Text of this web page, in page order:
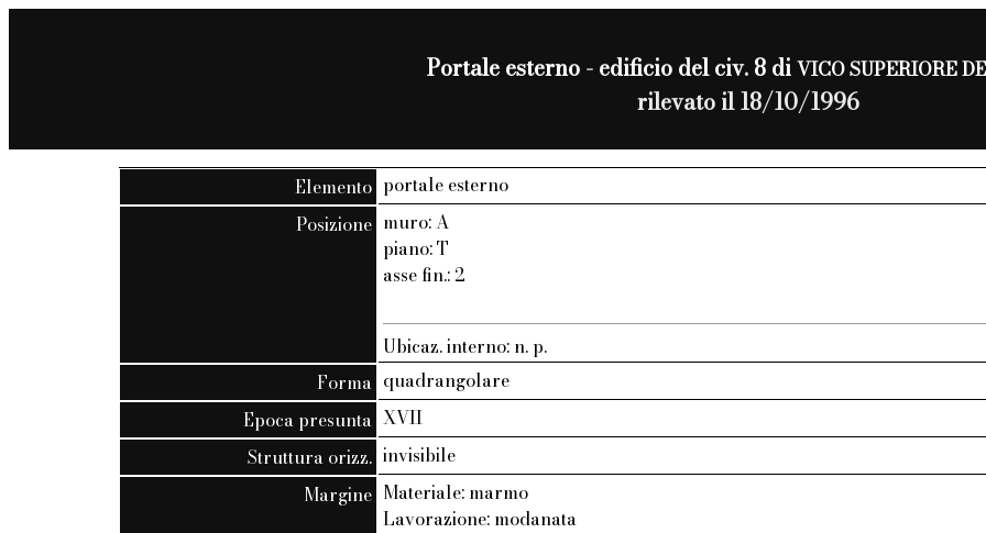
Portale esterno - edificio del civ. 8 diVICO SUPERIORE
rilevato il 18/10/1996
Elemento portale esterno
Posizione muro: A
piano: T
asse fin.: 2
Ubicaz. interno: n. p.
Forma quadrangolare
Epoca presunta XVII
Struttura orizz. invisibile
Margine Materiale: marmo
Lavorazione: modanata